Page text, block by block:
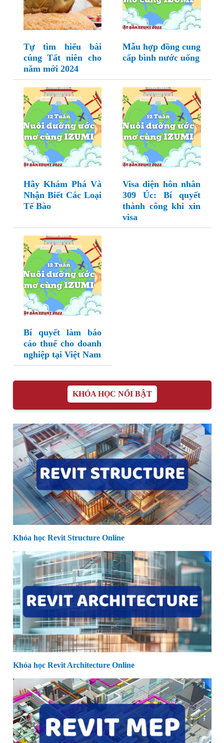
Tự tìm hiểu bài
cúng Tất niên cho
năm mới 2024
Mẫu hợp đồng cung
cấp bình nước uống
Hãy Khám Phá Và
Nhận Biết Các Loại
Tế Bào
Visa diện hôn nhân
309 Úc: Bí quyết
thành công khi xin
visa
Bí quyết làm báo
cáo thuế cho doanh
nghiệp tại Việt Nam
KHÓA HỌC NỔI BẬT
Khóa học Revit Structure Online
Khóa học Revit Architecture Online